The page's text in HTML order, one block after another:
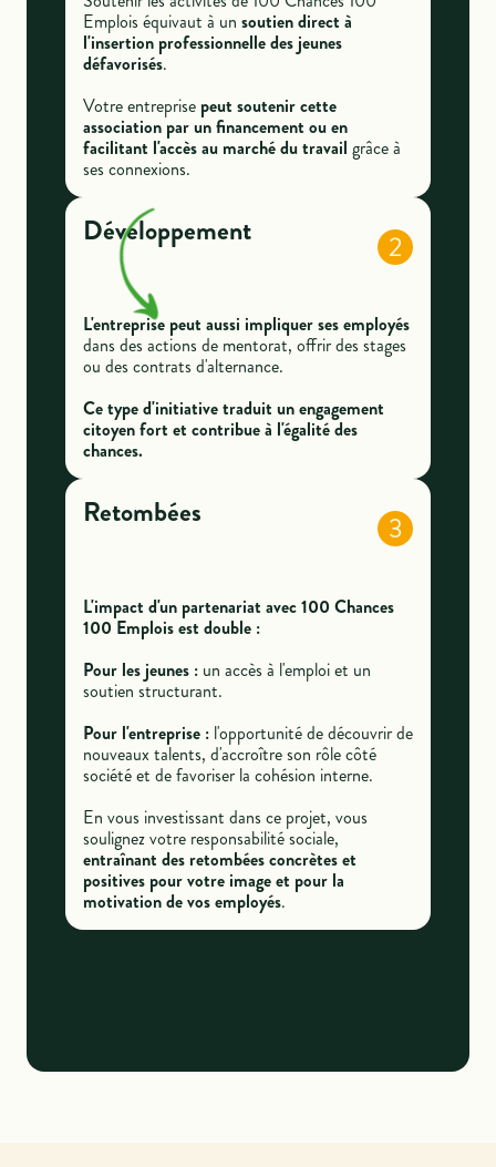
Emplois équivaut à un soutien direct à
l'insertion professionnelle des jeunes
défavorisés.
Votre entreprise peut soutenir cette
association par un financement ou en
facilitant l'accès au marché du travail grâce à
ses connexions.
Développement 2
L'entreprise peut aussi impliquer ses employés
dans des actions de mentorat, offrir des stages
ou des contrats d'alternance.
Ce type d'initiative traduit un engagement
citoyen fort et contribue à l'égalité des
chances.
Retombées 3
L'impact d'un partenariat avec 100 Chances
100 Emplois est double :
Pour les jeunes :un accès à l'emploi et un
soutien structurant.
Pour l'entreprise :l'opportunité de découvrir de
nouveaux talents, d'accroître son rôle côté
société et de favoriser la cohésion interne.
En vous investissant dans ce projet, vous
soulignez votre responsabilité sociale,
entraînant des retombées concrètes et
positives pour votre image et pour la
motivation de vos employés.